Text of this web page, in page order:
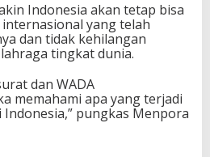
1
9
Indonesia akan tetap bisa
yang telah
dan tidak kehilangan
tingkat dunia.
dan WADA
memahami apa yang terjadi
pungkas Menpora